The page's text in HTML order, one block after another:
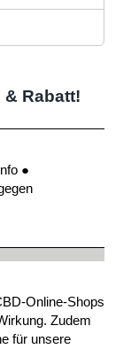
& Rabatt!
●
Online-Shops
Zudem
für unsere